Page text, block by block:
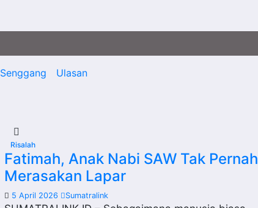
Senggang Ulasan
Risalah
Fatimah, Anak Nabi SAW Tak Pernah
Merasakan Lapar
5 April 2026 Sumatralink